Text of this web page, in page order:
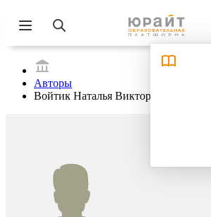
Авторы
Войтик Наталья Викторовна